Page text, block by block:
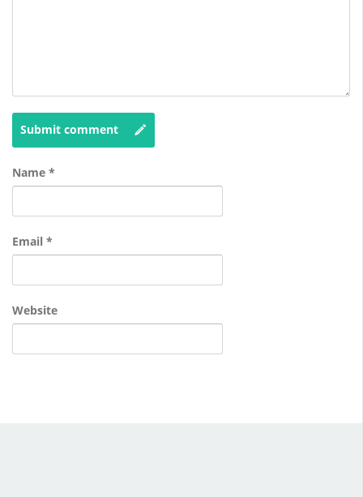
Submit comment
Name *
Email *
Website